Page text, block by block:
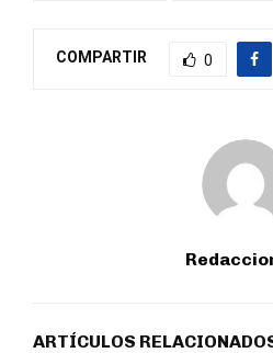
COMPARTIR 0
ARTÍCULOS